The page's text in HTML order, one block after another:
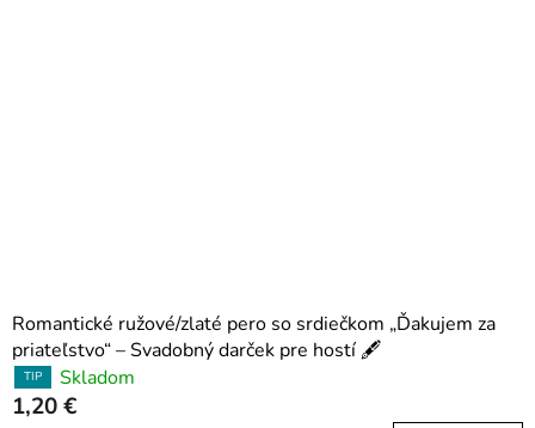
Romantické ružové/zlaté pero so srdiečkom „Ďakujem za
priateľstvo“ – Svadobný darček pre hostí 🖋️
TIP Skladom
1,20 €